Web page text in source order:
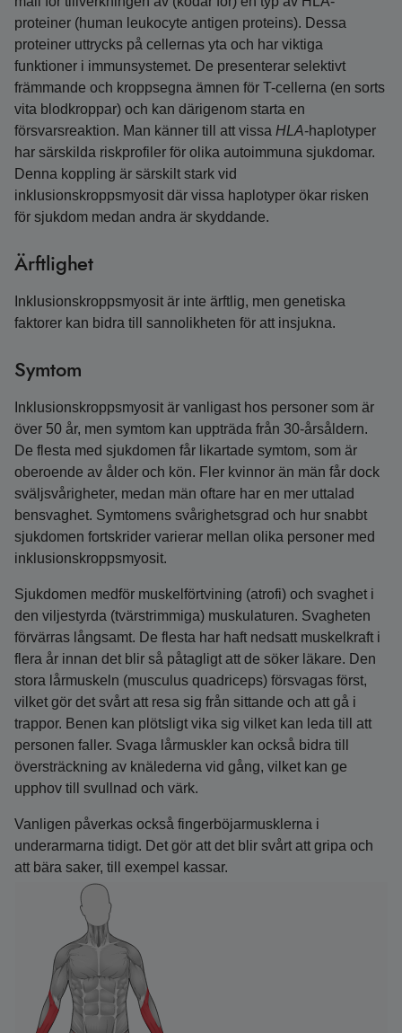
proteiner (human leukocyte antigen proteins). Dessa
proteiner uttrycks på cellernas yta och har viktiga
funktioner i immunsystemet. De presenterar selektivt
främmande och kroppsegna ämnen för T-cellerna (en sorts
vita blodkroppar) och kan därigenom starta en
försvarsreaktion. Man känner till att vissa HLA-haplotyper
har särskilda riskprofiler för olika autoimmuna sjukdomar.
Denna koppling är särskilt stark vid
inklusionskroppsmyosit där vissa haplotyper ökar risken
för sjukdom medan andra är skyddande.
Ärftlighet
Inklusionskroppsmyosit är inte ärftlig, men genetiska
faktorer kan bidra till sannolikheten för att insjukna.
Symtom
Inklusionskroppsmyosit är vanligast hos personer som är
över 50 år, men symtom kan uppträda från 30-årsåldern.
De flesta med sjukdomen får likartade symtom, som är
oberoende av ålder och kön. Fler kvinnor än män får dock
sväljsvårigheter, medan män oftare har en mer uttalad
bensvaghet. Symtomens svårighetsgrad och hur snabbt
sjukdomen fortskrider varierar mellan olika personer med
inklusionskroppsmyosit.
Sjukdomen medför muskelförtvining (atrofi) och svaghet i
den viljestyrda (tvärstrimmiga) muskulaturen. Svagheten
förvärras långsamt. De flesta har haft nedsatt muskelkraft i
flera år innan det blir så påtagligt att de söker läkare. Den
stora lårmuskeln (musculus quadriceps) försvagas först,
vilket gör det svårt att resa sig från sittande och att gå i
trappor. Benen kan plötsligt vika sig vilket kan leda till att
personen faller. Svaga lårmuskler kan också bidra till
översträckning av knälederna vid gång, vilket kan ge
upphov till svullnad och värk.
Vanligen påverkas också fingerböjarmusklerna i
underarmarna tidigt. Det gör att det blir svårt att gripa och
att bära saker, till exempel kassar.